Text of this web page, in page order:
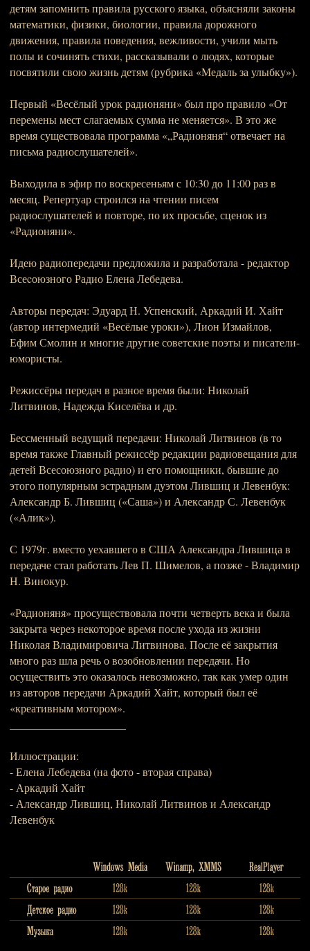
детям запомнить правила русского языка, объясняли законы
математики, физики, биологии, правила дорожного
движения, правила поведения, вежливости, учили мыть
полы и сочинять стихи, рассказывали о людях, которые
посвятили свою жизнь детям (рубрика «Медаль за улыбку»).
Первый «Весёлый урок радионяни» был про правило «От
перемены мест слагаемых сумма не меняется». В это же
время существовала программа «„Радионяня“ отвечает на
письма радиослушателей».
Выходила в эфир по воскресеньям с 10:30 до 11:00 раз в
месяц. Репертуар строился на чтении писем
радиослушателей и повторе, по их просьбе, сценок из
«Радионяни».
Идею радиопередачи предложила и разработала - редактор
Всеcоюзного Радио Елена Лебедева.
Авторы передач: Эдуард Н. Успенский, Аркадий И. Хайт
(автор интермедий «Весёлые уроки»), Лион Измайлов,
Ефим Смолин и многие другие советские поэты и писатели-
юмористы.
Режиссёры передач в разное время были: Николай
Литвинов, Надежда Киселёва и др.
Бессменный ведущий передачи: Николай Литвинов (в то
время также Главный режиссёр редакции радиовещания для
детей Всесоюзного радио) и его помощники, бывшие до
этого популярным эстрадным дуэтом Лившиц и Левенбук:
Александр Б. Лившиц («Саша») и Александр С. Левенбук
(«Алик»).
С 1979г. вместо уехавшего в США Александра Лившица в
передаче стал работать Лев П. Шимелов, а позже - Владимир
Н. Винокур.
«Радионяня» просуществовала почти четверть века и была
закрыта через некоторое время после ухода из жизни
Николая Владимировича Литвинова. После её закрытия
много раз шла речь о возобновлении передачи. Но
осуществить это оказалось невозможно, так как умер один
из авторов передачи Аркадий Хайт, который был её
«креативным мотором».
Иллюстрации:
- Елена Лебедева (на фото - вторая справа)
- Аркадий Хайт
- Александр Лившиц, Николай Литвинов и Александр
Левенбук